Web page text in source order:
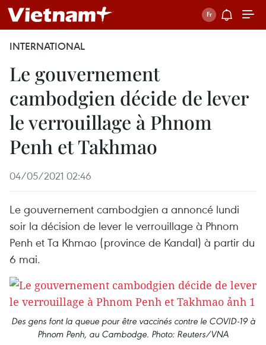
INTERNATIONAL
Le gouvernement
cambodgien décide de lever
le verrouillage à Phnom
Penh et Takhmao
04/05/2021 02:46
Le gouvernement cambodgien a annoncé lundi
soir la décision de lever le verrouillage à Phnom
Penh et Ta Khmao (province de Kandal) à partir du
6 mai.
Des gens font la queue pour être vaccinés contre le COVID-19 à
Phnom Penh, au Cambodge. Photo: Reuters/VNA